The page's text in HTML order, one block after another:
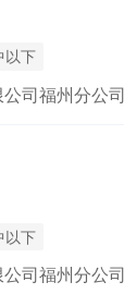
以下
司福州分公司
以下
司福州分公司